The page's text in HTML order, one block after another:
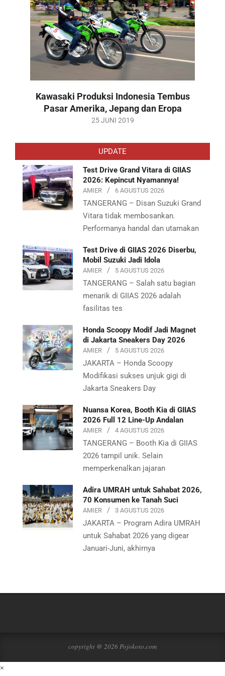
Kawasaki Produksi Indonesia Tembus
Pasar Amerika, Jepang dan Eropa
25
25 JUNI 2019
UPDATE
Test Drive Grand Vitara di GIIAS
2026: Kepincut Nyamannya!
AMIER 6 AGUSTUS 2026
TANGERANG – Disan Suzuki Grand
Vitara tidak membosankan.
Performanya handal dan utamakan
Test Drive di GIIAS 2026 Diserbu,
Mobil Suzuki Jadi Idola
AMIER 5 AGUSTUS 2026
TANGERANG – Salah satu bagian
menarik di GIIAS 2026 adalah
fasilitas tes
Honda Scoopy Modif Jadi Magnet
di Jakarta Sneakers Day 2026
AMIER 5 AGUSTUS 2026
JAKARTA – Honda Scoopy
Modifikasi sukses unjuk gigi di
Jakarta Sneakers Day
Nuansa Korea, Booth Kia di GIIAS
2026 Full 12 Line-Up Andalan
AMIER 4 AGUSTUS 2026
TANGERANG – Booth Kia di GIIAS
2026 tampil unik. Selain
memperkenalkan jajaran
Adira UMRAH untuk Sahabat 2026,
70 Konsumen ke Tanah Suci
AMIER 3 AGUSTUS 2026
JAKARTA – Program Adira UMRAH
untuk Sahabat 2026 yang digear
Januari-Juni, akhirnya
copyright @ 2026 Pojokoto.com
×